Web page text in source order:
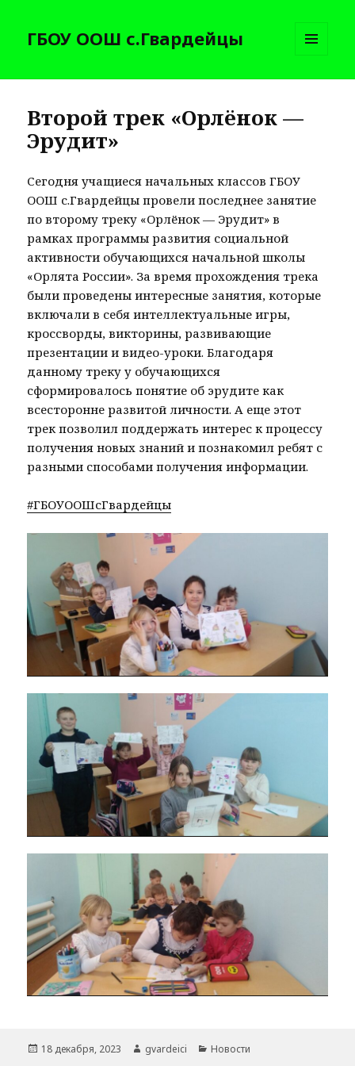
ГБОУ ООШ с.Гвардейцы
И
Второй трек «Орлёнок —
Эрудит»
Сегодня учащиеся начальных классов ГБОУ
ООШ с.Гвардейцы провели последнее занятие
по второму треку «Орлёнок — Эрудит» в
рамках программы развития социальной
активности обучающихся начальной школы
«Орлята России». За время прохождения трека
были проведены интересные занятия, которые
включали в себя интеллектуальные игры,
кроссворды, викторины, развивающие
презентации и видео-уроки. Благодаря
данному треку у обучающихся
сформировалось понятие об эрудите как
всесторонне развитой личности. А еще этот
трек позволил поддержать интерес к процессу
получения новых знаний и познакомил ребят с
разными способами получения информации.
#ГБОУООШсГвардейцы
Опубликовано
18 декабря, 2023 Автор
gvardeici Рубрики
Новости